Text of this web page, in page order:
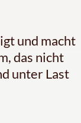
und macht
das nicht
unter Last